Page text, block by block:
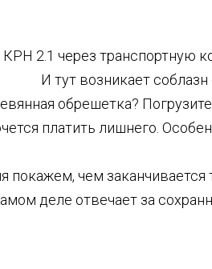
КРН 2.1 через транспортную
И тут возникает
обрешетка?
платить лишнего.
покажем, чем
деле отвечает за